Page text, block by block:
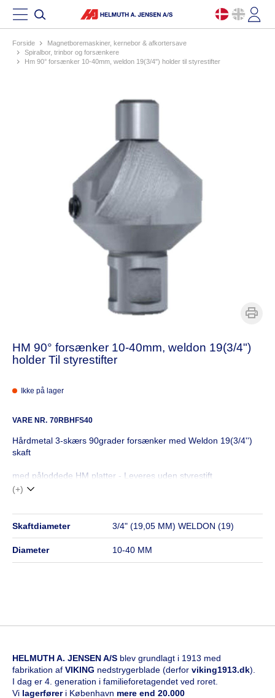
Forside
magnetboremaskiner, kernebor & afkortersave
spiralbor, trinbor og forsænkere
hm 90° forsænker 10-40mm, weldon 19(3/4") holder til styrestifter
HM 90° forsænker 10-40mm, weldon 19(3/4")
holder Til styrestifter
Ikke på lager
VARE NR. 70RBHFS40
Hårdmetal 3-skærs 90grader forsænker med Weldon 19(3/4'')
skaft
med påloddede HM platter - Leveres uden styrestift
(+)
skaftdiameter 3/4" (19,05 MM) WELDON (19)
diameter 10-40 MM
HELMUTH A. JENSEN A/S blev grundlagt i 1913 med
fabrikation af VIKING nedstrygerblade (derfor viking1913.dk).
I dag er 4. generation i familieforetagendet ved roret.
Vi lagerfører i København mere end 20.000